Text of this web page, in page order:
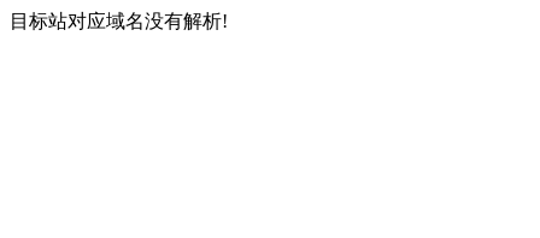
目标站对应域名没有解析!